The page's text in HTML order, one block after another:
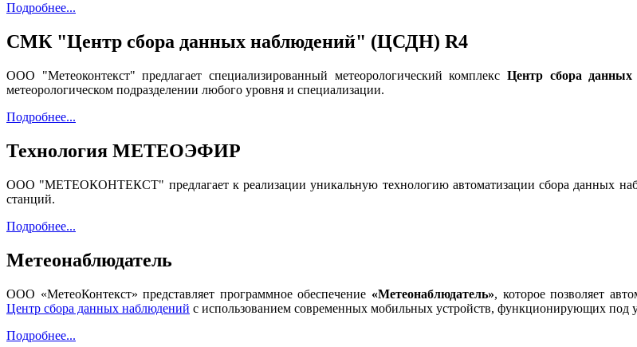
Подробнее...
СМК "Центр сбора данных наблюдений" (ЦСДН) R4
ООО "Метеоконтекст" предлагает специализированный метеорологический комплекс Центр сбора данных
метеорологическом подразделении любого уровня и специализации.
Подробнее...
Технология МЕТЕОЭФИР
ООО "МЕТЕОКОНТЕКСТ" предлагает к реализации уникальную технологию автоматизации сбора данных
станций.
Подробнее...
Метеонаблюдатель
ООО «МетеоКонтекст» представляет программное обеспечение «Метеонаблюдатель», которое позволяет
Центр сбора данных наблюдений с использованием современных мобильных устройств, функционирующих
Подробнее...